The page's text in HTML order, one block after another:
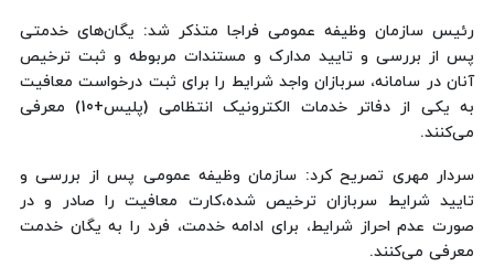
رئیس سازمان وظیفه عمومی فراجا متذکر شد: یگان‌های خدمتی
پس از بررسی و تایید مدارک و مستندات مربوطه و ثبت ترخیص
آنان در سامانه، سربازان واجد شرایط را برای ثبت درخواست معافیت
به یکی از دفاتر خدمات الکترونیک انتظامی (پلیس+10) معرفی
می‌کنند.
سردار مهری تصریح کرد: سازمان وظیفه عمومی پس از بررسی و
تایید شرایط سربازان ترخیص شده،کارت معافیت را صادر و در
صورت عدم احراز شرایط، برای ادامه خدمت، فرد را به یگان خدمت
معرفی می‌کنند.